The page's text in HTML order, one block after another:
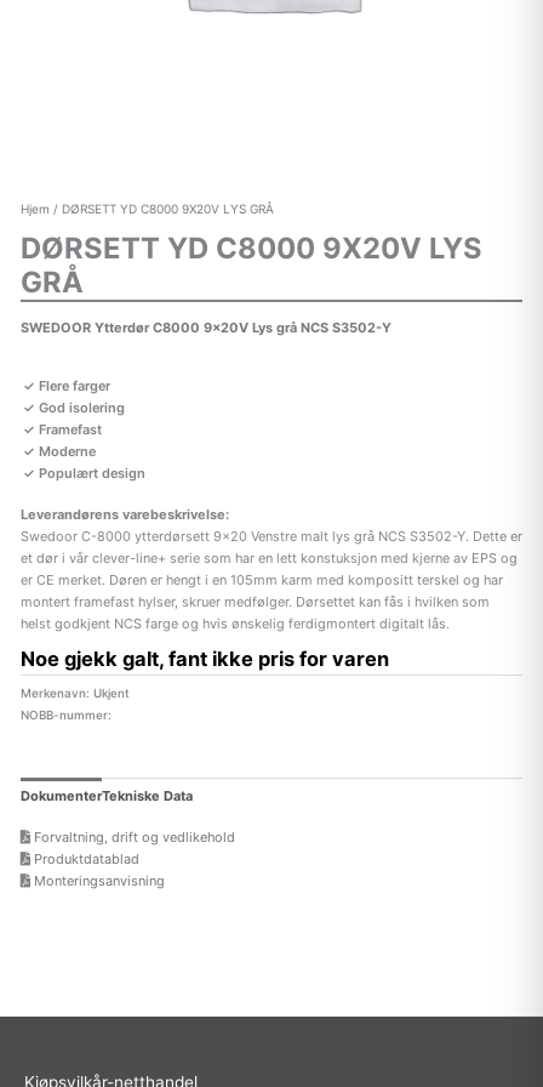
Hjem / DØRSETT YD C8000 9X20V LYS GRÅ
DØRSETT YD C8000 9X20V LYS
GRÅ
SWEDOOR Ytterdør C8000 9x20V Lys grå NCS S3502-Y
Flere farger
God isolering
Framefast
Moderne
Populært design
Leverandørens varebeskrivelse:
Swedoor C-8000 ytterdørsett 9×20 Venstre malt lys grå NCS S3502-Y. Dette er
et dør i vår clever-line+ serie som har en lett konstuksjon med kjerne av EPS og
er CE merket. Døren er hengt i en 105mm karm med kompositt terskel og har
montert framefast hylser, skruer medfølger. Dørsettet kan fås i hvilken som
helst godkjent NCS farge og hvis ønskelig ferdigmontert digitalt lås.
Noe gjekk galt, fant ikke pris for varen
Merkenavn: Ukjent
NOBB-nummer:
DokumenterTekniske Data
Forvaltning, drift og vedlikehold
Produktdatablad
Monteringsanvisning
Kjøpsvilkår-netthandel